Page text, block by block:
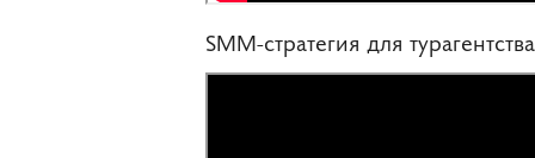
SMM-стратегия для